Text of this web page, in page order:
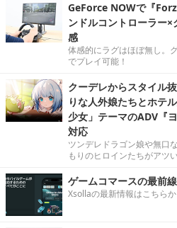
GeForce NOWで『
ンドルコントローラー
感
体感的にラグはほぼ無し。
でプレイ可能！
クーデレからスタイル
りな人外娘たちとホテ
少女」テーマのADV『
対応
ツンデレドラゴン娘や無口
もりのヒロインたちがアツ
ゲームコマースの最前
Xsollaの最新情報はこちらか